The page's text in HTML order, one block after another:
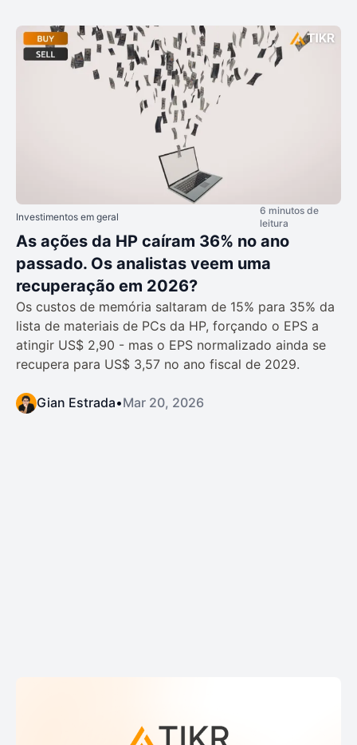
Investimentos em geral
6 minutos de
leitura
As ações da HP caíram 36% no ano
passado. Os analistas veem uma
recuperação em 2026?
Os custos de memória saltaram de 15% para 35% da
lista de materiais de PCs da HP, forçando o EPS a
atingir US$ 2,90 - mas o EPS normalizado ainda se
recupera para US$ 3,57 no ano fiscal de 2029.
Gian Estrada•Mar 20, 2026